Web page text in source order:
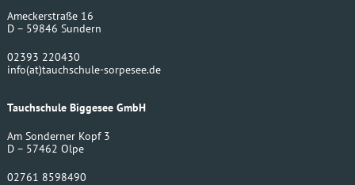
Ameckerstraße 16
D – 59846 Sundern
02393 220430
info(at)tauchschule-sorpesee.de
Tauchschule Biggesee GmbH
Am Sonderner Kopf 3
D – 57462 Olpe
02761 8598490